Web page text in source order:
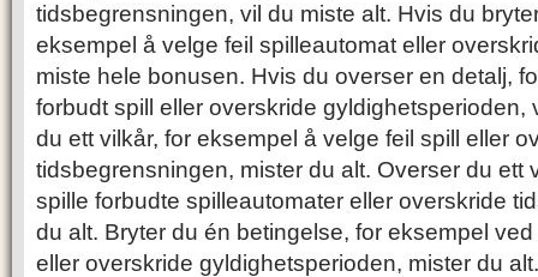
tidsbegrensningen, vil du miste alt. Hvis du
eksempel å velge feil spilleautomat eller
miste hele bonusen. Hvis du overser en detalj,
forbudt spill eller overskride gyldighetsperioden,
du ett vilkår, for eksempel å velge feil spill eller
tidsbegrensningen, mister du alt. Overser du ett
spille forbudte spilleautomater eller overskride
du alt. Bryter du én betingelse, for eksempel
eller overskride gyldighetsperioden, mister du